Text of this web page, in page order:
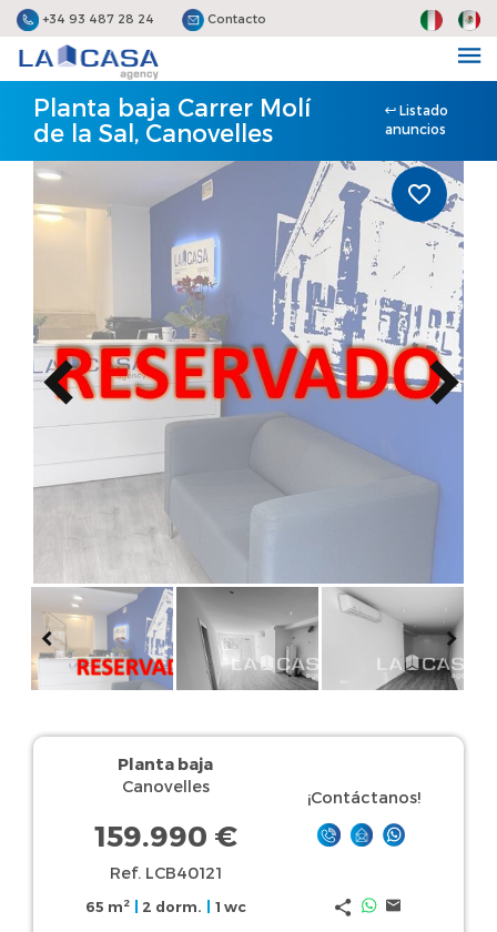
+34 93 487 28 24 Contacto
Planta baja Carrer Molí
de la Sal, Canovelles
Listado
anuncios
Planta baja
Canovelles
159.990 €
Ref. LCB40121
65 m2 2 dorm. 1 wc
¡Contáctanos!